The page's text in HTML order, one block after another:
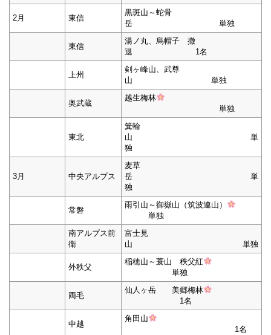
2月 東信
黒斑山～蛇骨
岳 単独
東信
湯ノ丸、烏帽子 撤
退 1名
上州
剣ヶ峰山、武尊
山 単独
奥武蔵
越生梅林
単独
東北
箕輪
山 単
独
3月 中央アルプス
麦草
岳 単
独
常磐
雨引山～御嶽山（筑波連山）
単独
南アルプス前
衛
富士見
山 単独
外秩父
稲穂山～蓑山 秩父紅
単独
両毛
仙人ヶ岳 美郷梅林
1名
中越
角田山
1名